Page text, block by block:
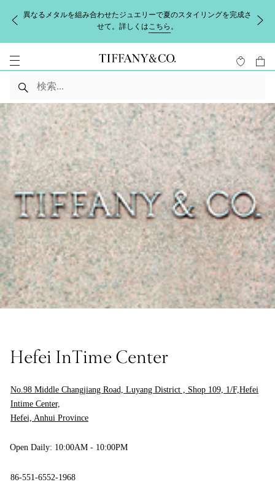
異なるメタルを組み合わせたジュエリーで夏のスタイリングを完成さ
せて。詳しくはこちら 。
Hefei InTime Center
No.98 Middle Changjiang Road, Luyang District , Shop 109, 1/F,Hefei
Intime Center,
Hefei, Anhui Province
Open Daily: 10:00AM - 10:00PM
86-551-6552-1968